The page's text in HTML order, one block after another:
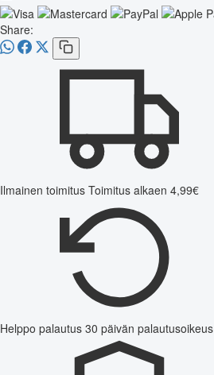
Share:
Ilmainen toimitus Toimitus alkaen 4,99€
Helppo palautus 30 päivän palautusoikeus